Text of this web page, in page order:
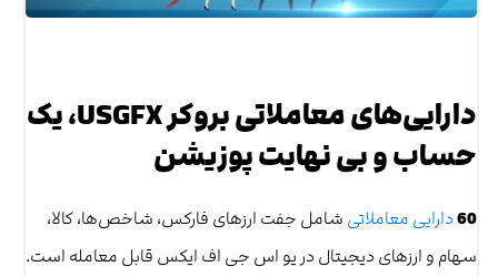
دارایی‌های معاملاتی بروکر USGFX، یک
حساب و بی نهایت پوزیشن
60دارایی معاملاتی شامل جفت ارزهای فارکس، شاخص‌ها، کالا،
سهام و ارزهای دیجیتال در یو اس جی اف ایکس قابل معامله است.